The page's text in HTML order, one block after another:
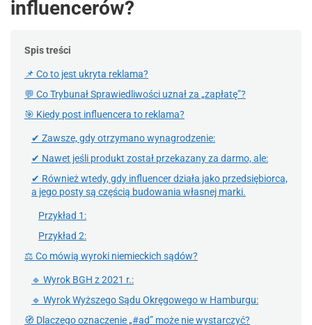
influencerów?
Spis treści
📌 Co to jest ukryta reklama?
💬 Co Trybunał Sprawiedliwości uznał za „zapłatę”?
🎯 Kiedy post influencera to reklama?
✔ Zawsze, gdy otrzymano wynagrodzenie:
✔ Nawet jeśli produkt został przekazany za darmo, ale:
✔ Również wtedy, gdy influencer działa jako przedsiębiorca,
a jego posty są częścią budowania własnej marki.
Przykład 1:
Przykład 2:
⚖ Co mówią wyroki niemieckich sądów?
🔹 Wyrok BGH z 2021 r.:
🔹 Wyrok Wyższego Sądu Okręgowego w Hamburgu:
🧭 Dlaczego oznaczenie „#ad” może nie wystarczyć?